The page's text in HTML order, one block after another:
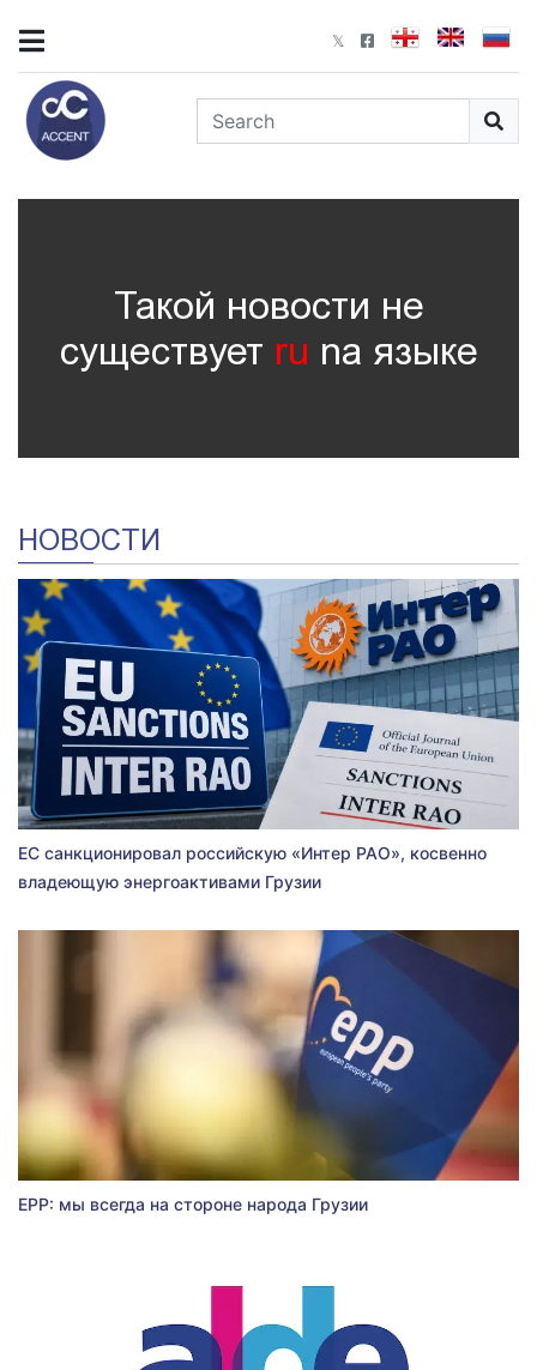
Такой новости не
существует ru nа языке
НОВОСТИ
ЕС санкционировал российскую «Интер РАО», косвенно
владеющую энергоактивами Грузии
EPP: мы всегда на стороне народа Грузии